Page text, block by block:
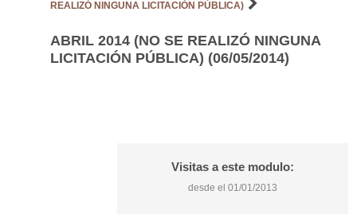
REALIZÓ NINGUNA LICITACIÓN PÚBLICA)
ABRIL 2014 (NO SE REALIZÓ NINGUNA
LICITACIÓN PÚBLICA) (06/05/2014)
Visitas a este modulo:
desde el 01/01/2013